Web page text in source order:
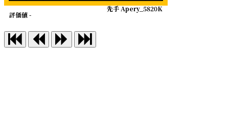
先手 Apery_5820K
評価値 -